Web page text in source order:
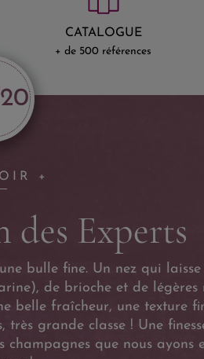
CATALOGUE
+ de 500 références
+
des Experts
bulle fine. Un nez qui laisse
de brioche et de légères
belle fraîcheur, une texture
grande classe ! Une
que nous ayons